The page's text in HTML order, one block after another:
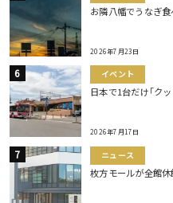
お隣八幡でうなぎ食
2026年7月23日
イベント
日本で1台だけ｢ク
2026年7月17日
ニュース
枚方モールが全館